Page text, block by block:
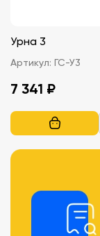
Урна 3
Артикул: ГС-У3
7 341 ₽